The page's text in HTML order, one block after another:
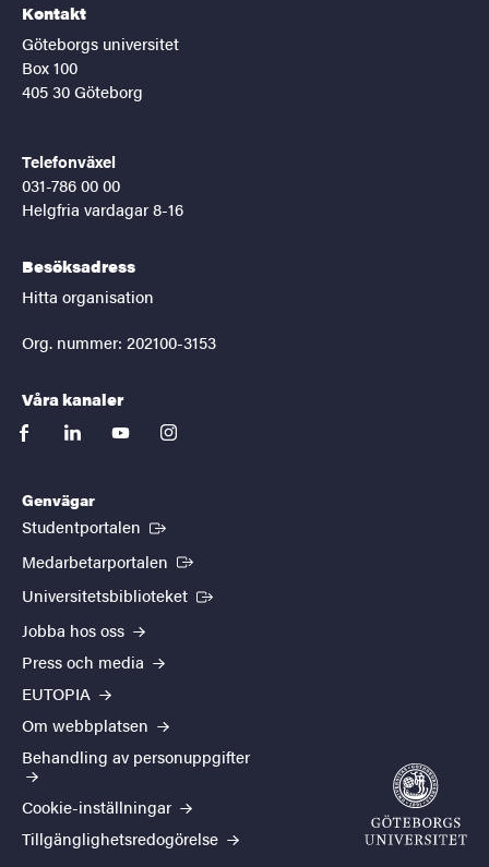
Kontakt
Göteborgs universitet
Box 100
405 30 Göteborg
Telefonväxel
031-786 00 00
Helgfria vardagar 8-16
Besöksadress
Hitta organisation
Org. nummer: 202100-3153
Våra kanaler
facebooklinkedinyoutubeinstagram
Genvägar
Studentportalen (Extern länk)
Medarbetarportalen (Extern länk)
Universitetsbiblioteket (Extern länk)
Jobba hos oss
Press och media
EUTOPIA
Om webbplatsen
Behandling av personuppgifter
Cookie-inställningar
Tillgänglighetsredogörelse